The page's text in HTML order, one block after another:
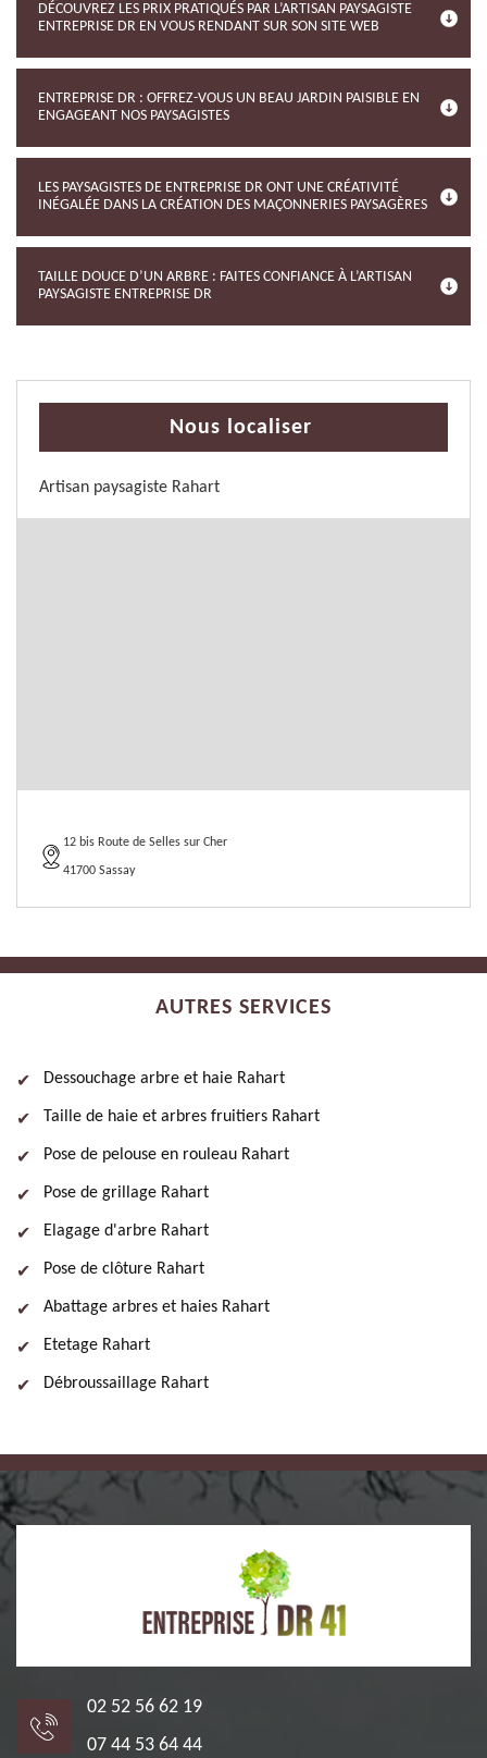
DÉCOUVREZ LES PRIX PRATIQUÉS PAR L’ARTISAN PAYSAGISTE
ENTREPRISE DR EN VOUS RENDANT SUR SON SITE WEB
ENTREPRISE DR : OFFREZ-VOUS UN BEAU JARDIN PAISIBLE EN
ENGAGEANT NOS PAYSAGISTES
LES PAYSAGISTES DE ENTREPRISE DR ONT UNE CRÉATIVITÉ
INÉGALÉE DANS LA CRÉATION DES MAÇONNERIES PAYSAGÈRES
TAILLE DOUCE D’UN ARBRE : FAITES CONFIANCE À L’ARTISAN
PAYSAGISTE ENTREPRISE DR
Nous localiser
Artisan paysagiste Rahart
12 bis Route de Selles sur Cher
41700 Sassay
AUTRES SERVICES
Dessouchage arbre et haie Rahart
Taille de haie et arbres fruitiers Rahart
Pose de pelouse en rouleau Rahart
Pose de grillage Rahart
Elagage d'arbre Rahart
Pose de clôture Rahart
Abattage arbres et haies Rahart
Etetage Rahart
Débroussaillage Rahart
02 52 56 62 19
07 44 53 64 44